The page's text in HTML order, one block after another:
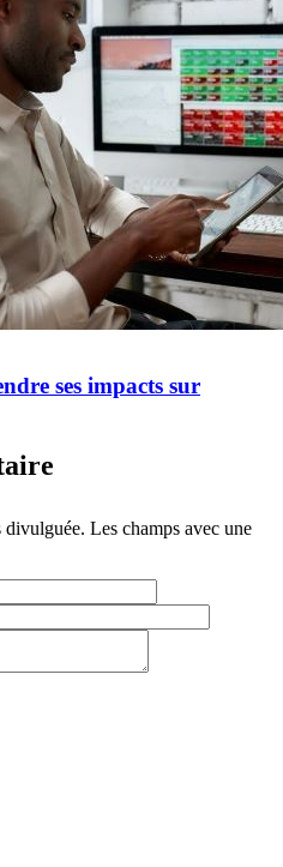
ses impacts sur
divulguée. Les champs avec une